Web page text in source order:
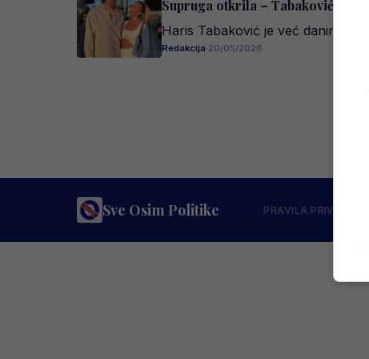
Supruga otkrila – Tabaković je
Haris Tabaković je već danima
Redakcija·20/05/2026
Sve Osim Politike PRAVILA